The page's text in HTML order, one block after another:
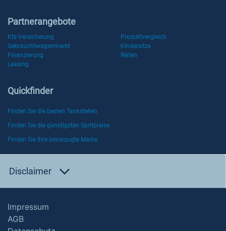
Partnerangebote
Kfz-Versicherung
Produktvergleich
Gebrauchtwagenmarkt
Kindersitze
Finanzierung
Reifen
Leasing
Quickfinder
Finden Sie die besten Tankstellen
Finden Sie die günstigsten Spritpreise
Finden Sie Ihre bevorzugte Marke
Disclaimer
Impressum
AGB